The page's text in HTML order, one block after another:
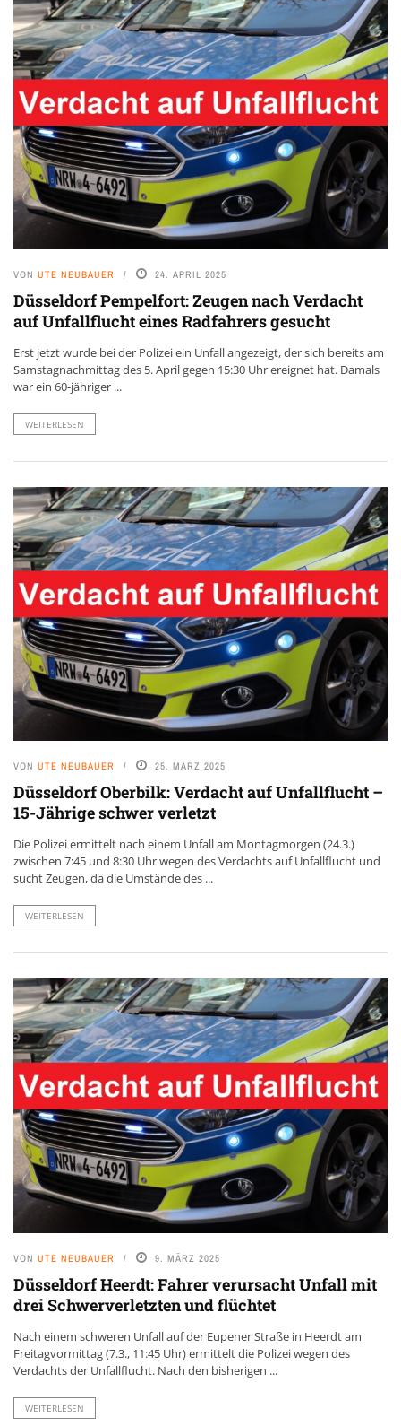
VON UTE NEUBAUER 24. APRIL 2025
Düsseldorf Pempelfort: Zeugen nach Verdacht
auf Unfallflucht eines Radfahrers gesucht
Erst jetzt wurde bei der Polizei ein Unfall angezeigt, der sich bereits am
Samstagnachmittag des 5. April gegen 15:30 Uhr ereignet hat. Damals
war ein 60-jähriger ...
WEITERLESEN
VON UTE NEUBAUER 25. MÄRZ 2025
Düsseldorf Oberbilk: Verdacht auf Unfallflucht –
15-Jährige schwer verletzt
Die Polizei ermittelt nach einem Unfall am Montagmorgen (24.3.)
zwischen 7:45 und 8:30 Uhr wegen des Verdachts auf Unfallflucht und
sucht Zeugen, da die Umstände des ...
WEITERLESEN
VON UTE NEUBAUER 9. MÄRZ 2025
Düsseldorf Heerdt: Fahrer verursacht Unfall mit
drei Schwerverletzten und flüchtet
Nach einem schweren Unfall auf der Eupener Straße in Heerdt am
Freitagvormittag (7.3., 11:45 Uhr) ermittelt die Polizei wegen des
Verdachts der Unfallflucht. Nach den bisherigen ...
WEITERLESEN